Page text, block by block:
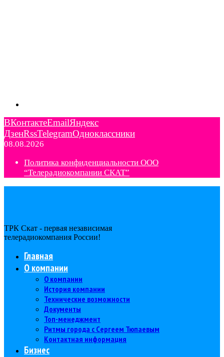
ВКонтактеEmailЯндекс
ДзенRssTelegramОдноклассники
08.08.2026
Политика конфиденциальности ООО
“Телерадиокомпании СКАТ”
ТРК Скат - первая независимая
телерадиокомпания Роcсии!
Главная
О компании
О компании
История компании
Технические возможности
Документы
Топ-менеджмент
Ритмы города с Сергеем Тюпаевым
Контактная информация
Бизнес